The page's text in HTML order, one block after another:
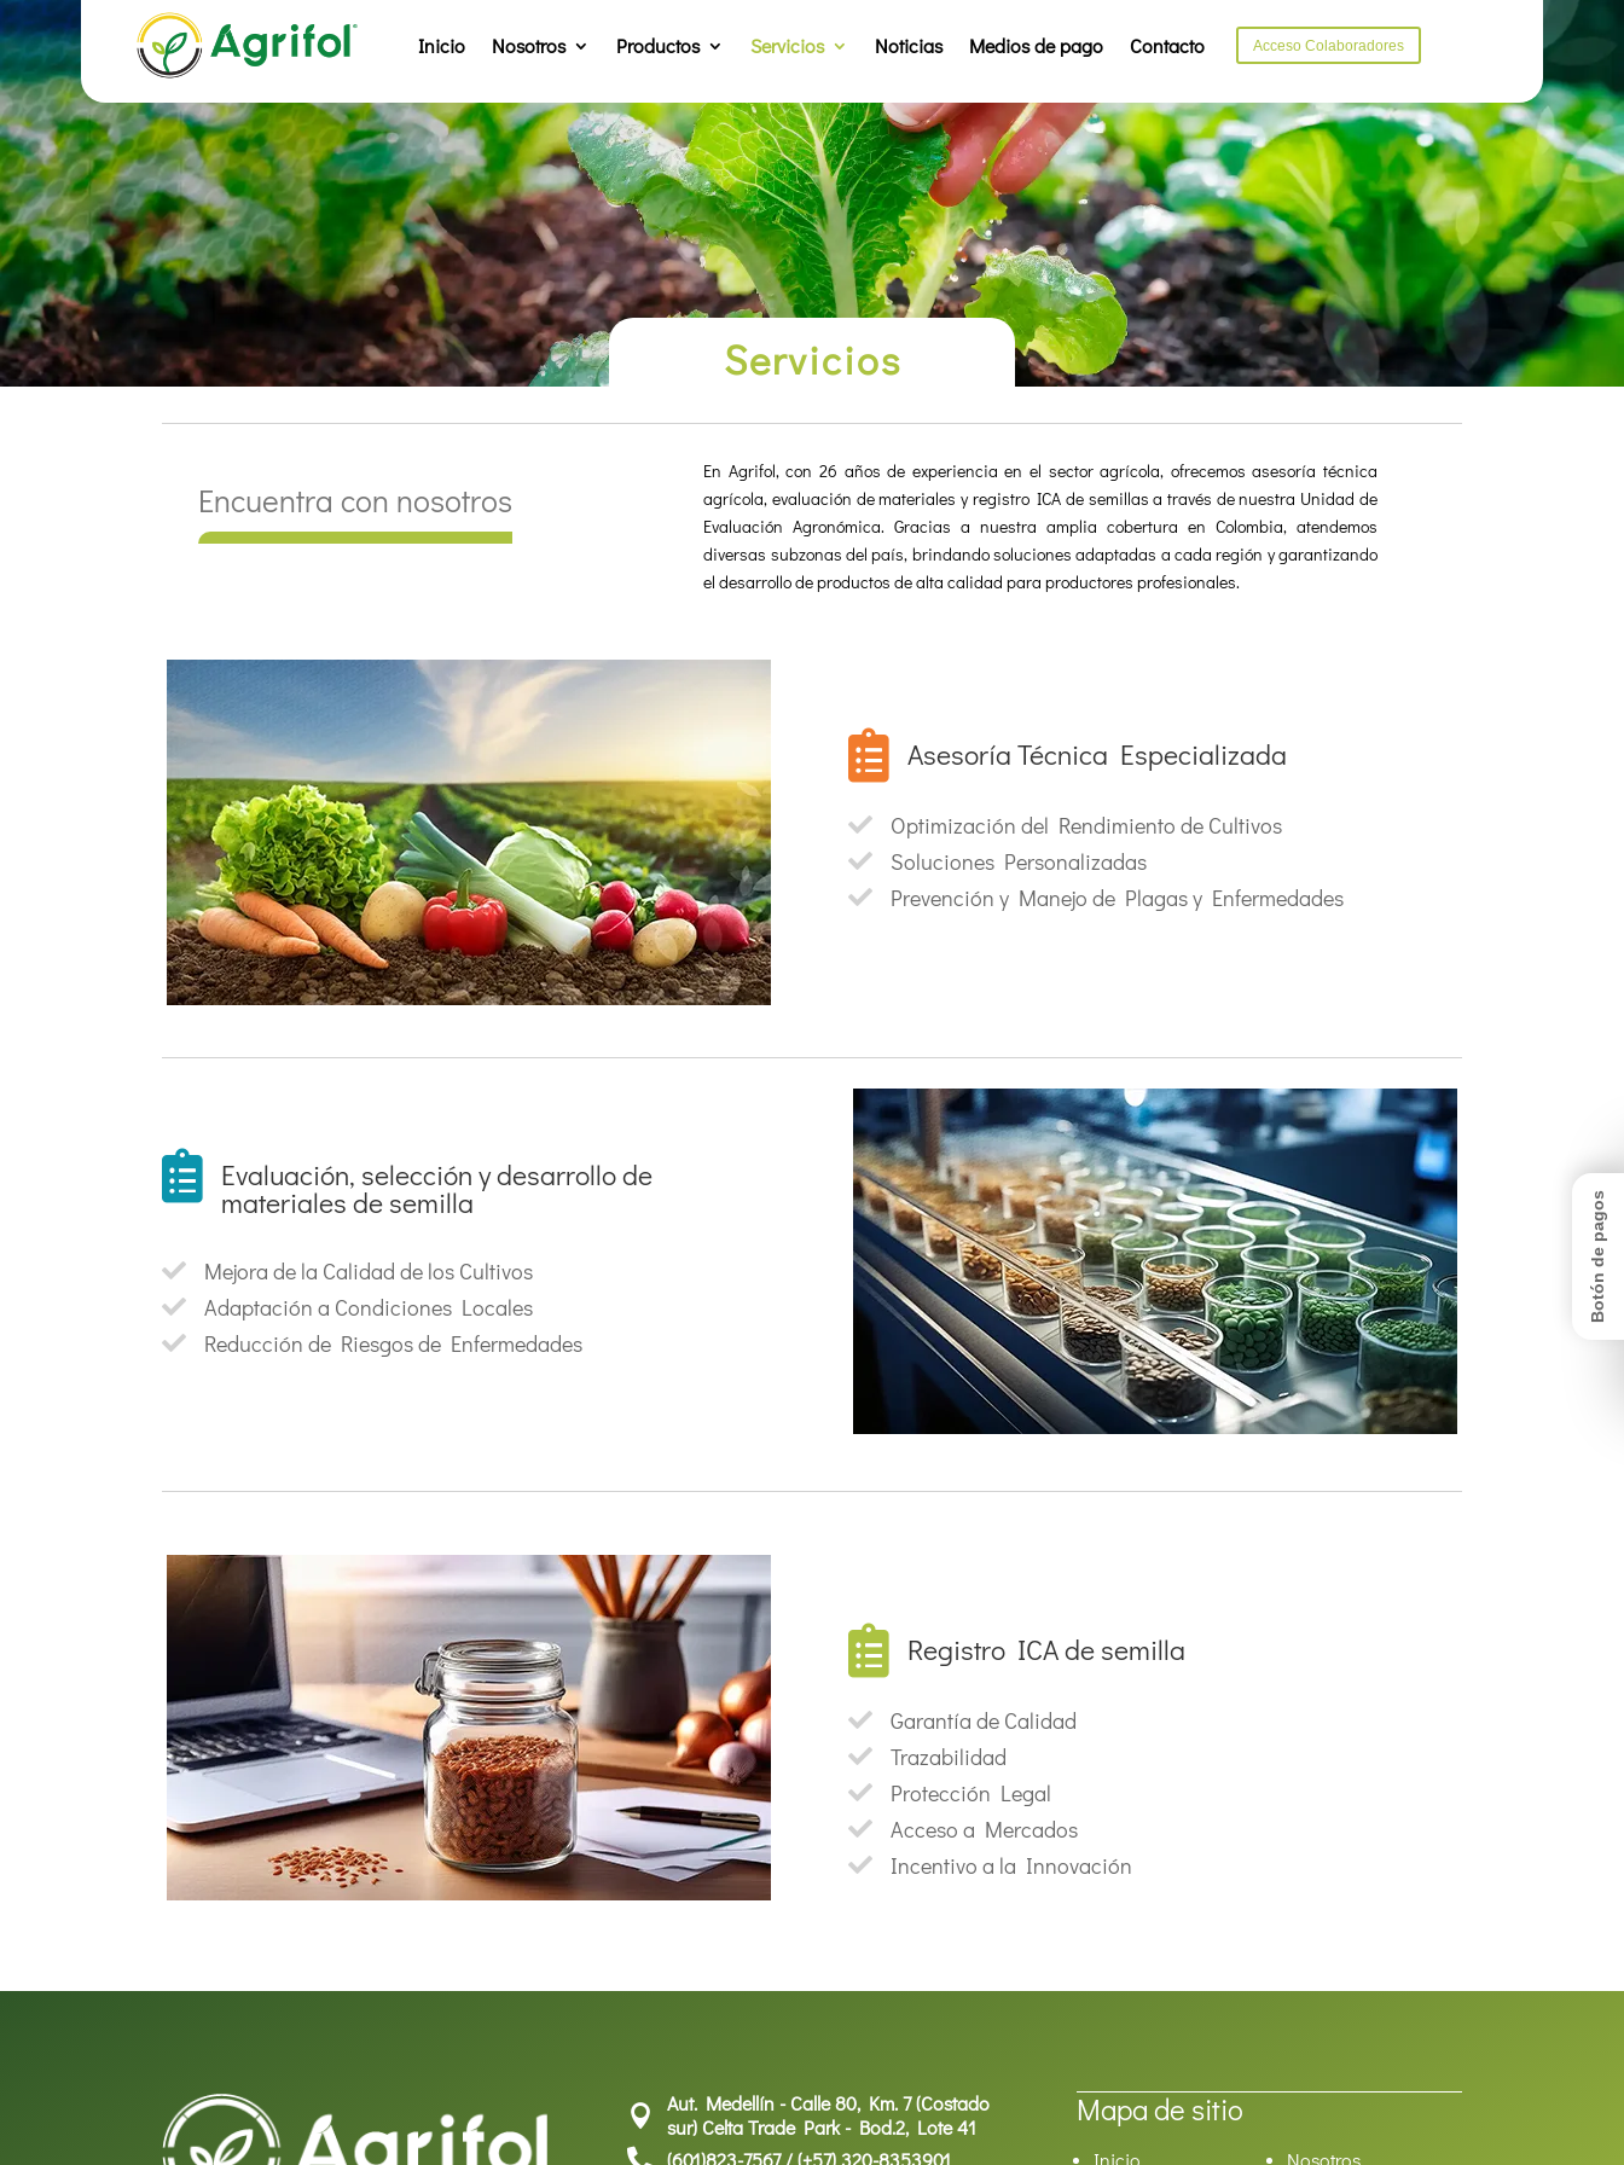
Inicio Nosotros Productos Servicios Noticias Medios de pago Contacto Acceso Colaboradores
Servicios
Encuentra con nosotros
En Agrifol, con 26 años de experiencia en el sector agrícola, ofrecemos asesoría técnica
agrícola, evaluación de materiales y registro ICA de semillas a través de nuestra Unidad de
Evaluación Agronómica. Gracias a nuestra amplia cobertura en Colombia, atendemos
diversas subzonas del país, brindando soluciones adaptadas a cada región y garantizando
el desarrollo de productos de alta calidad para productores profesionales.
Asesores especializados
En Agrifol ofrecemos asesorias con el respaldo de un equipo
de agrónomos altamente especializado. Nos enfocamos en
brindar soluciones adaptadas a las condiciones específicas
del sector agrícola, asegurando cada acompañamiento
técnico que garantice el éxito de nuestros clientes en
Colombia. Consulta nuestro
directorio de agrónomos.
 Asesoría Técnica Especializada
 Optimización del Rendimiento de Cultivos
 Soluciones Personalizadas
 Prevención y Manejo de Plagas y Enfermedades
 Evaluación, selección y desarrollo de
materiales de semilla
 Mejora de la Calidad de los Cultivos
 Adaptación a Condiciones Locales
 Reducción de Riesgos de Enfermedades
Mejores semillas
La evaluación, selección y desarrollo de semillas es un
proceso fundamental para maximizar la productividad de los
cultivos. A través de nuestra Unidad de Evaluación
Agronómica, avalada con el Registro ICA 30821 del 27 de
agosto de 2018, seleccionamos las mejores variedades con
un paquete de resistencias adecuado para cada tipo de
cultivo. Este enfoque garantiza semillas optimizadas para la
productividad en el ámbito colombiano, resistentes a plagas
Cumplimiento de estándares
El registro de semillas es un proceso clave para garantizar la
calidad y autenticidad de los materiales de siembra
destinados al mercado colombiano. Este procedimiento
asegura que las variedades cumplan con los estándares de
pureza, viabilidad y rendimiento establecidos, facilitando su
trazabilidad y confianza. Además, el registro de semillas
permite atraer inversión extranjera al garantizar a los
agricultores que están utilizando productos confiables y de
 Registro ICA de semilla
 Garantía de Calidad
 Trazabilidad
 Protección Legal
 Acceso a Mercados
 Incentivo a la Innovación

Aut. Medellín - Calle 80, Km. 7 (Costado
sur) Celta Trade Park - Bod.2, Lote 41
Mapa de sitio
Botón de pagos